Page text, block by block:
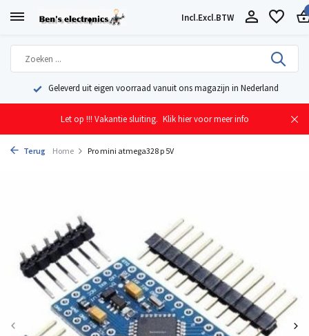
Incl.Excl.BTW
Geleverd uit eigen voorraad vanuit ons magazijn in Nederland
Let op !!! Vakantie sluiting. Klik hier voor meer info
Terug Home Pro mini atmega328 p 5V